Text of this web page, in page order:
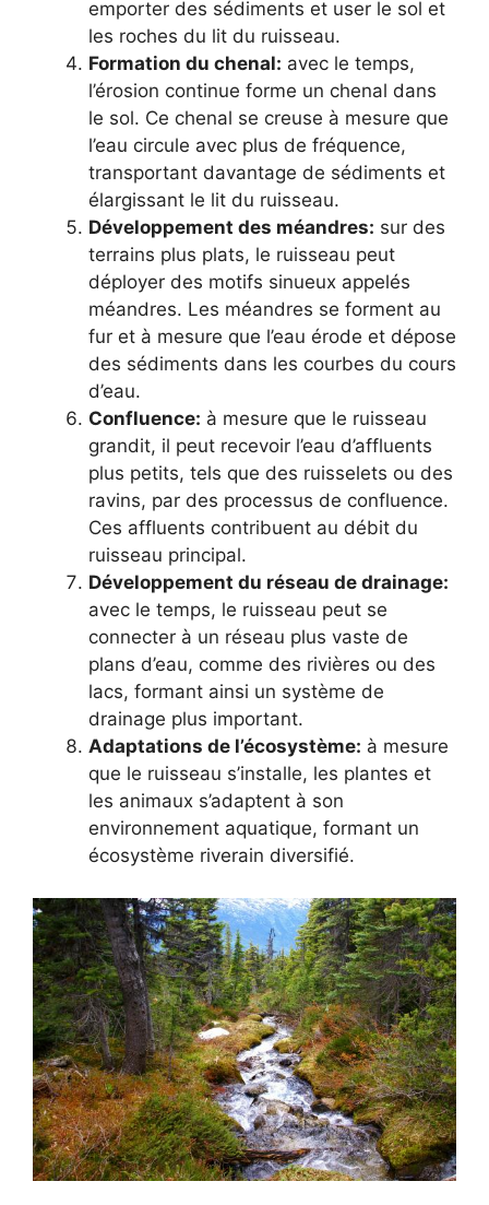
emporter des sédiments et user le sol et
les roches du lit du ruisseau.
Formation du chenal: avec le temps,
l’érosion continue forme un chenal dans
le sol. Ce chenal se creuse à mesure que
l’eau circule avec plus de fréquence,
transportant davantage de sédiments et
élargissant le lit du ruisseau.
Développement des méandres: sur des
terrains plus plats, le ruisseau peut
déployer des motifs sinueux appelés
méandres. Les méandres se forment au
fur et à mesure que l’eau érode et dépose
des sédiments dans les courbes du cours
d’eau.
Confluence: à mesure que le ruisseau
grandit, il peut recevoir l’eau d’affluents
plus petits, tels que des ruisselets ou des
ravins, par des processus de confluence.
Ces affluents contribuent au débit du
ruisseau principal.
Développement du réseau de drainage:
avec le temps, le ruisseau peut se
connecter à un réseau plus vaste de
plans d’eau, comme des rivières ou des
lacs, formant ainsi un système de
drainage plus important.
Adaptations de l’écosystème: à mesure
que le ruisseau s’installe, les plantes et
les animaux s’adaptent à son
environnement aquatique, formant un
écosystème riverain diversifié.